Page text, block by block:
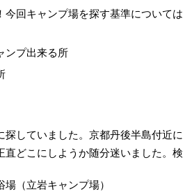
回キャンプ場を探す基準については
ンプ出来る所
探していました。京都丹後半島付近
直どこにしようか随分迷いました。
場（立岩キャンプ場）